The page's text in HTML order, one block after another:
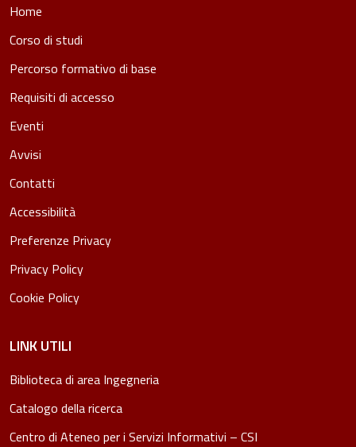
Home
Corso di studi
Percorso formativo di base
Requisiti di accesso
Eventi
Avvisi
Contatti
Accessibilità
Preferenze Privacy
Privacy Policy
Cookie Policy
LINK UTILI
Biblioteca di area Ingegneria
Catalogo della ricerca
Centro di Ateneo per i Servizi Informativi – CSI